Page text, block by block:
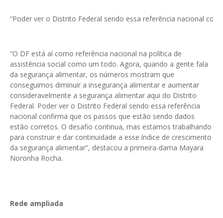
“Poder ver o Distrito Federal sendo essa referência nacional
“O DF está aí como referência nacional na política de
assistência social como um todo. Agora, quando a gente fala
da segurança alimentar, os números mostram que
conseguimos diminuir a insegurança alimentar e aumentar
consideravelmente a segurança alimentar aqui do Distrito
Federal. Poder ver o Distrito Federal sendo essa referência
nacional confirma que os passos que estão sendo dados
estão corretos. O desafio continua, mas estamos trabalhando
para construir e dar continuidade a esse índice de crescimento
da segurança alimentar”, destacou a primeira-dama Mayara
Noronha Rocha.
Rede ampliada